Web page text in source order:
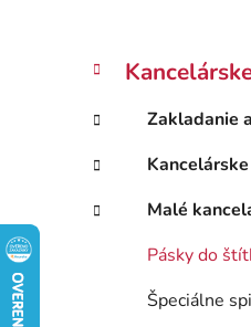
B
č
ý
p
Preskočiť
kategórie
K
a
e
g
ó
r
Zakladanie
Malé
Pásky do
Špeciálne